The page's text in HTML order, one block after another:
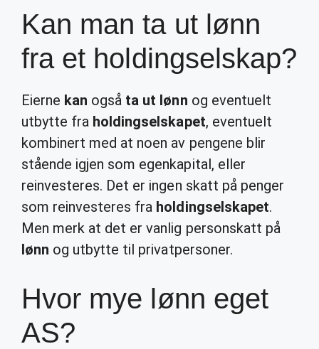
Kan man ta ut lønn
fra et holdingselskap?
Eierne kan også ta ut lønn og eventuelt
utbytte fra holdingselskapet, eventuelt
kombinert med at noen av pengene blir
stående igjen som egenkapital, eller
reinvesteres. Det er ingen skatt på penger
som reinvesteres fra holdingselskapet.
Men merk at det er vanlig personskatt på
lønn og utbytte til privatpersoner.
Hvor mye lønn eget
AS?